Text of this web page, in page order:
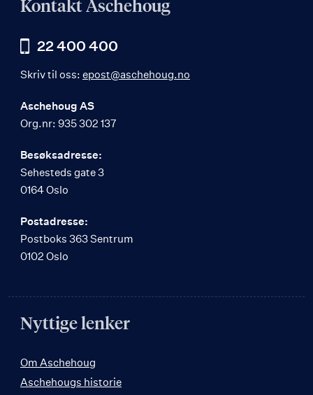
Kontakt Aschehoug
22 400 400
Skriv til oss: epost@aschehoug.no
Aschehoug AS
Org.nr: 935 302 137
Besøksadresse:
Sehesteds gate 3
0164 Oslo
Postadresse:
Postboks 363 Sentrum
0102 Oslo
Nyttige lenker
Om Aschehoug
Aschehougs historie